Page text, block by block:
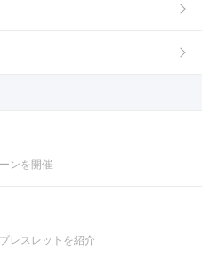
ンを開催
レスレットを紹介